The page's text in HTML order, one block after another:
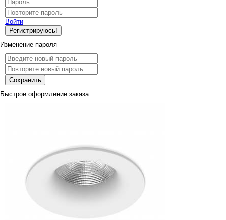
Войти
Регистрируюсь!
Изменение пароля
Сохранить
Быстрое оформление заказа